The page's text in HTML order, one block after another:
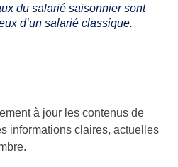
du salarié saisonnier sont
d’un salarié classique.
à jour les contenus de
informations claires, actuelles